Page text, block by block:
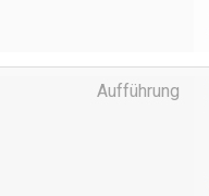
Aufführung